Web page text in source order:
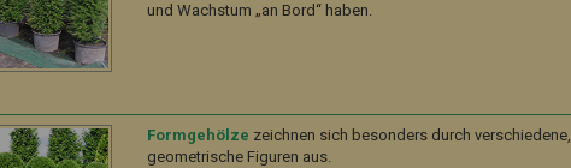
und Wachstum „an Bord“ haben.
Formgehölze zeichnen sich besonders durch verschiedene,
geometrische Figuren aus.